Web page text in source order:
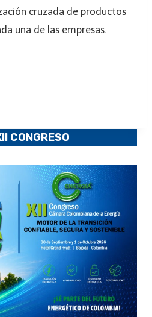
cruzada de productos
una de las empresas.
CONGRESO